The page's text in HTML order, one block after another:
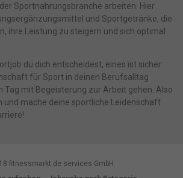
Sportnahrungsbranche arbeiten. Hier
und Sportgetränke, die
ihre Leistung zu steigern und sich optimal
du dich entscheidest, eines ist sicher:
für Sport in deinen Berufsalltag
Tag mit Begeisterung zur Arbeit gehen. Also
und mache deine sportliche Leidenschaft
fitnessmarkt.de services GmbH